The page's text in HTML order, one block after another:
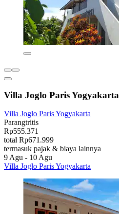
Villa Joglo Paris Yogyakarta
Villa Joglo Paris Yogyakarta
Parangtritis
Rp555.371
total Rp671.999
termasuk pajak & biaya lainnya
9 Agu - 10 Agu
Villa Joglo Paris Yogyakarta